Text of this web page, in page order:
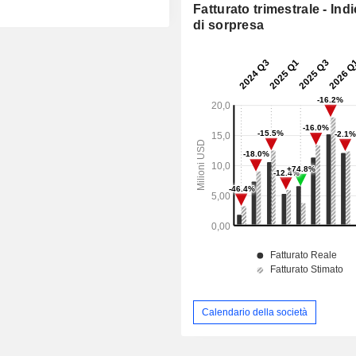
Fatturato trimestrale -
di sorpresa
Calendario della società